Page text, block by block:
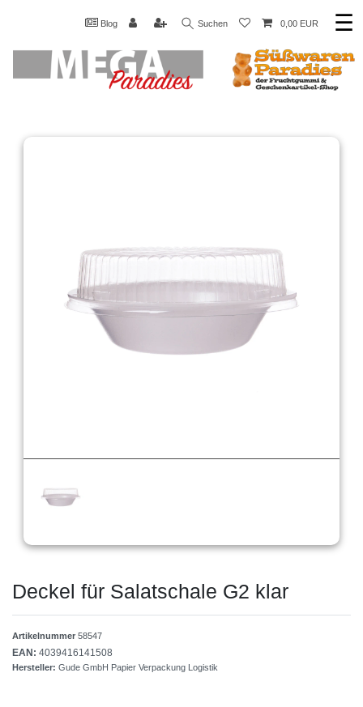
Blog Suchen 0,00 EUR ☰
Deckel für Salatschale G2 klar
Artikelnummer 58547
EAN: 4039416141508
Hersteller: Gude GmbH Papier Verpackung Logistik